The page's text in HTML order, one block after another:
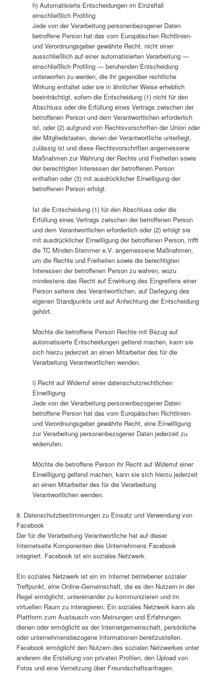
h) Automatisierte Entscheidungen im Einzelfall
einschließlich Profiling
Jede von der Verarbeitung personenbezogener Daten
betroffene Person hat das vom Europäischen Richtlinien-
und Verordnungsgeber gewährte Recht, nicht einer
ausschließlich auf einer automatisierten Verarbeitung —
einschließlich Profiling — beruhenden Entscheidung
unterworfen zu werden, die ihr gegenüber rechtliche
Wirkung entfaltet oder sie in ähnlicher Weise erheblich
beeinträchtigt, sofern die Entscheidung (1) nicht für den
Abschluss oder die Erfüllung eines Vertrags zwischen der
betroffenen Person und dem Verantwortlichen erforderlich
ist, oder (2) aufgrund von Rechtsvorschriften der Union oder
der Mitgliedstaaten, denen der Verantwortliche unterliegt,
zulässig ist und diese Rechtsvorschriften angemessene
Maßnahmen zur Wahrung der Rechte und Freiheiten sowie
der berechtigten Interessen der betroffenen Person
enthalten oder (3) mit ausdrücklicher Einwilligung der
betroffenen Person erfolgt.
Ist die Entscheidung (1) für den Abschluss oder die
Erfüllung eines Vertrags zwischen der betroffenen Person
und dem Verantwortlichen erforderlich oder (2) erfolgt sie
mit ausdrücklicher Einwilligung der betroffenen Person, trifft
die TC Minden-Stemmer e.V. angemessene Maßnahmen,
um die Rechte und Freiheiten sowie die berechtigten
Interessen der betroffenen Person zu wahren, wozu
mindestens das Recht auf Erwirkung des Eingreifens einer
Person seitens des Verantwortlichen, auf Darlegung des
eigenen Standpunkts und auf Anfechtung der Entscheidung
gehört.
Möchte die betroffene Person Rechte mit Bezug auf
automatisierte Entscheidungen geltend machen, kann sie
sich hierzu jederzeit an einen Mitarbeiter des für die
Verarbeitung Verantwortlichen wenden.
i) Recht auf Widerruf einer datenschutzrechtlichen
Einwilligung
Jede von der Verarbeitung personenbezogener Daten
betroffene Person hat das vom Europäischen Richtlinien-
und Verordnungsgeber gewährte Recht, eine Einwilligung
zur Verarbeitung personenbezogener Daten jederzeit zu
widerrufen.
Möchte die betroffene Person ihr Recht auf Widerruf einer
Einwilligung geltend machen, kann sie sich hierzu jederzeit
an einen Mitarbeiter des für die Verarbeitung
Verantwortlichen wenden.
8. Datenschutzbestimmungen zu Einsatz und Verwendung von
Facebook
Der für die Verarbeitung Verantwortliche hat auf dieser
Internetseite Komponenten des Unternehmens Facebook
integriert. Facebook ist ein soziales Netzwerk.
Ein soziales Netzwerk ist ein im Internet betriebener sozialer
Treffpunkt, eine Online-Gemeinschaft, die es den Nutzern in der
Regel ermöglicht, untereinander zu kommunizieren und im
virtuellen Raum zu interagieren. Ein soziales Netzwerk kann als
Plattform zum Austausch von Meinungen und Erfahrungen
dienen oder ermöglicht es der Internetgemeinschaft, persönliche
oder unternehmensbezogene Informationen bereitzustellen.
Facebook ermöglicht den Nutzern des sozialen Netzwerkes unter
anderem die Erstellung von privaten Profilen, den Upload von
Fotos und eine Vernetzung über Freundschaftsanfragen.